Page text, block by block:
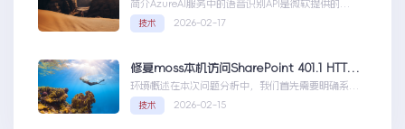
简介AzureAI服务中的语音识别API是微软提供的一
项先进技术，旨在帮助开发者轻松实现语...AzureAI
服务之语音识别
技术 2026-02-17
修复moss本机访问SharePoint 401.1 HTTP错误
环境概述在本次问题分析中，我们首先需要明确系统
的运行环境。了解环境配置不仅能帮助我们定位问
题，也为...修复moss本机访问
技术 2026-02-15